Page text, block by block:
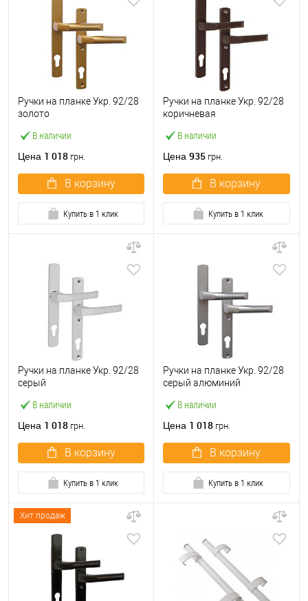
В наличии
Ручки на планке Укр. 92/28
золото
Цена 1 018 грн.
В корзину
Купить в 1 клик
В наличии
Ручки на планке Укр. 92/28
коричневая
Цена 935 грн.
В корзину
Купить в 1 клик
В наличии
Ручки на планке Укр. 92/28
серый
Цена 1 018 грн.
В корзину
Купить в 1 клик
В наличии
Ручки на планке Укр. 92/28
серый алюминий
Цена 1 018 грн.
В корзину
Купить в 1 клик
Хит продаж